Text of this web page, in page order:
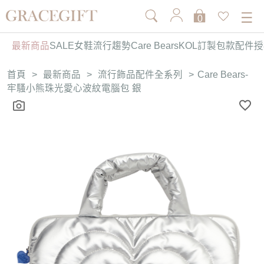
0
最新商品SALE女鞋流行趨勢Care BearsKOL訂製包款配件
首頁 > 最新商品 > 流行飾品配件全系列 > Care Bears-
牢騷小熊珠光愛心波紋電腦包 銀